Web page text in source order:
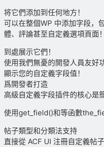
将它們添加到任何地方！
可以在整個WP 中添加字段，
體、評論甚至自定義選項頁面！
到處展示它們！
使用我們無憂的開發人員友好
顯示您的自定義字段值！
爲開發者打造
高級自定義字段插件的核心是
使用get_field()和等函數
帖子類型和分類法支持
直接從 ACF UI 注冊自定義帖